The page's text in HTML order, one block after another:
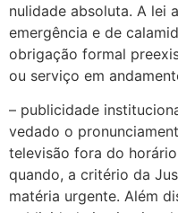
nulidade absoluta. A lei
emergência e de
obrigação formal
ou serviço em
– publicidade
vedado o
televisão fora do
quando, a critério da
matéria urgente. Além